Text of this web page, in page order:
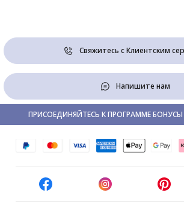
Свяжитесь с Клиентским
Напишите нам
ПРИСОЕДИНЯЙТЕСЬ К ПРОГРАММЕ БОНУСЫ